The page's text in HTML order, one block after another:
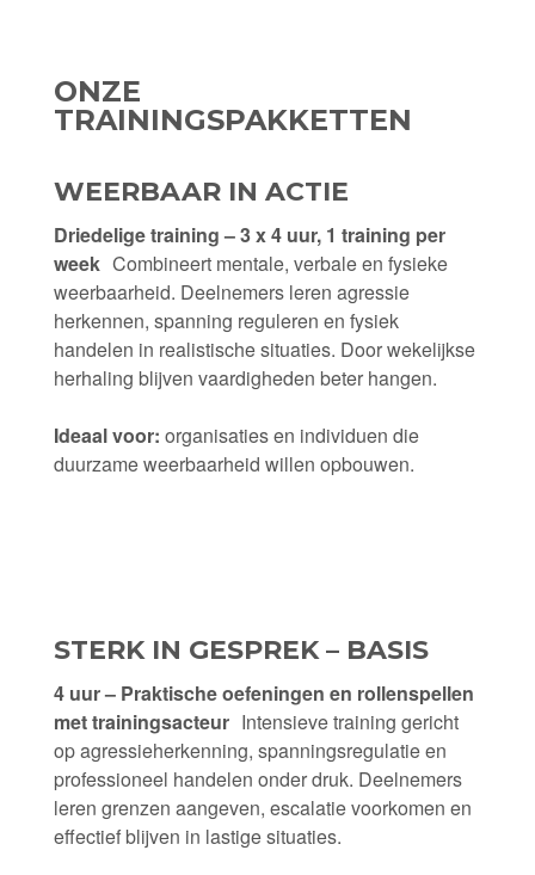
ONZE
TRAININGSPAKKETTEN
WEERBAAR IN ACTIE
Driedelige training – 3 x 4 uur, 1 training per
weekCombineert mentale, verbale en fysieke
weerbaarheid. Deelnemers leren agressie
herkennen, spanning reguleren en fysiek
handelen in realistische situaties. Door wekelijkse
herhaling blijven vaardigheden beter hangen.
Ideaal voor: organisaties en individuen die
duurzame weerbaarheid willen opbouwen.
STERK IN GESPREK – BASIS
4 uur – Praktische oefeningen en rollenspellen
met trainingsacteurIntensieve training gericht
op agressieherkenning, spanningsregulatie en
professioneel handelen onder druk. Deelnemers
leren grenzen aangeven, escalatie voorkomen en
effectief blijven in lastige situaties.